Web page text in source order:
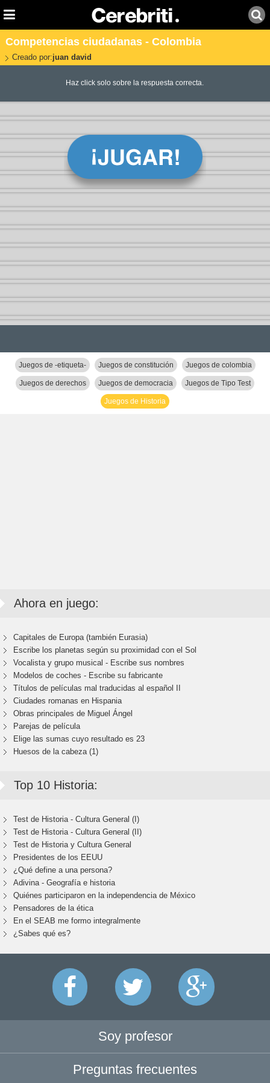
Competencias ciudadanas - Colombia
Creado por:juan david
Haz click solo sobre la respuesta correcta.
Juegos de -etiqueta- Juegos de constitución Juegos de colombia
Juegos de derechos Juegos de democracia Juegos de Tipo Test
Juegos de Historia
Ahora en juego:
Capitales de Europa (también Eurasia)
Escribe los planetas según su proximidad con el Sol
Vocalista y grupo musical - Escribe sus nombres
Modelos de coches - Escribe su fabricante
Títulos de películas mal traducidas al español II
Ciudades romanas en Hispania
Obras principales de Miguel Ángel
Parejas de película
Elige las sumas cuyo resultado es 23
Huesos de la cabeza (1)
Top 10 Historia:
Test de Historia - Cultura General (I)
Test de Historia - Cultura General (II)
Test de Historia y Cultura General
Presidentes de los EEUU
¿Qué define a una persona?
Adivina - Geografía e historia
Quiénes participaron en la independencia de México
Pensadores de la ética
En el SEAB me formo integralmente
¿Sabes qué es?
Soy profesor
Preguntas frecuentes